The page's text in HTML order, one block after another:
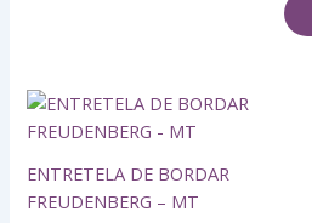
ENTRETELA DE BORDAR
FREUDENBERG – MT
ENTRETELA
DE
FREUDENBERG
-